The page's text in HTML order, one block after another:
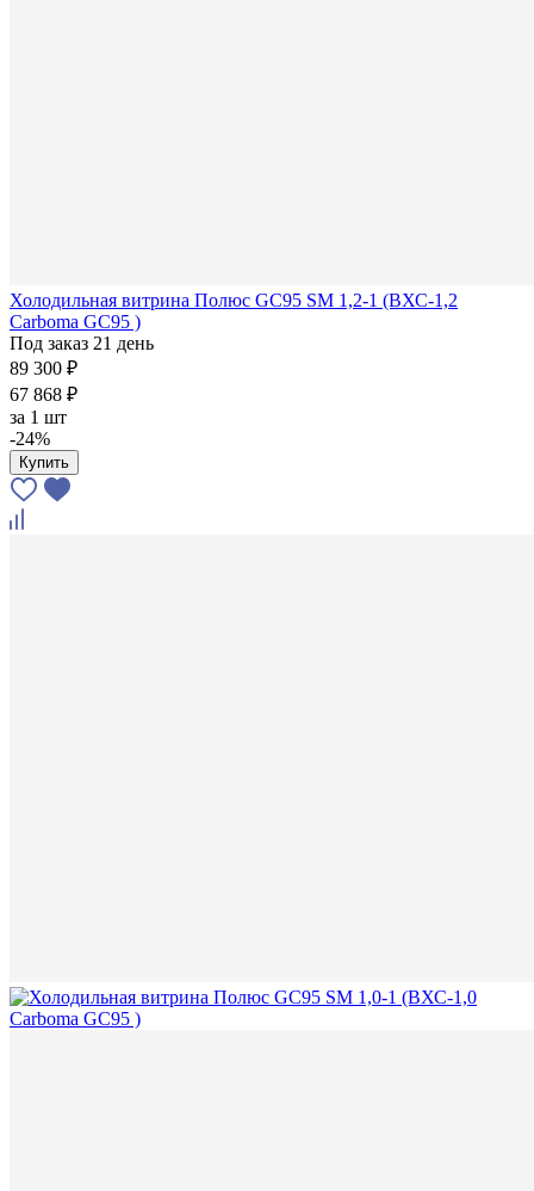
Холодильная витрина Полюс GC95 SM 1,2-1 (ВХС-1,2
Carboma GC95 )
Под заказ 21 день
89 300 ₽
67 868 ₽
за 1 шт
-24%
Купить